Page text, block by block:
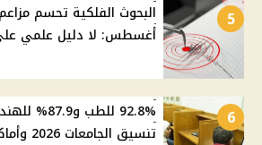
5
أغسطس: لا دليل علمي
6
92.8% للطب
تنسيق الجامعات 2026 وأماكن المرحلة الثانية